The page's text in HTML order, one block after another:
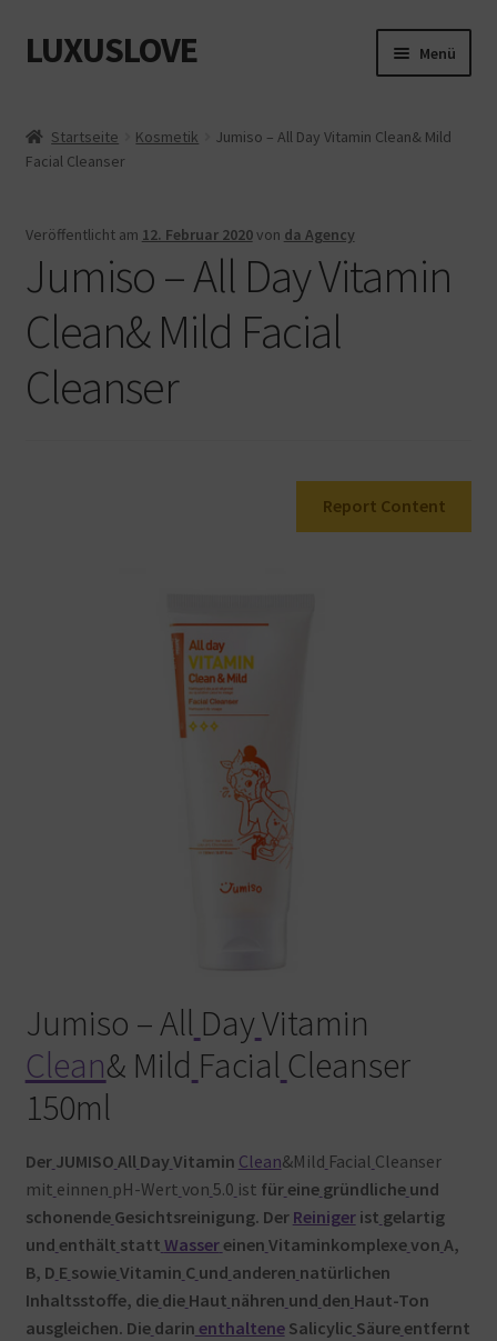
Zur
Navigation
Zum
Inhalt
LUXUSLOVE Menü
Cookie-Richtlinie (EU)
Datenschutz
Impressum
Kasse
Mein Konto
Startseite Kosmetik
Jumiso – All Day Vitamin Clean& Mild
Facial Cleanser
Veröffentlicht am 12. Februar 2020von da Agency
Jumiso – All Day Vitamin
Clean& Mild Facial
Cleanser
Report Content
Jumiso – All DayVitamin
Clean& Mild Facial Cleanser
150ml
Der JUMISO All DayVitamin Clean&Mild Facial Cleanser
mit einnen pH-Wert von 5.0 ist für eine gründliche und
schonende Gesichtsreinigung. Der Reinigerist gelartig
und enthält statt Wasser einen Vitaminkomplexevon A,
B, D E sowieVitamin C und anderen natürlichen
Inhaltsstoffe, die die Haut nähren und den Haut-Ton
ausgleichen. Die darin enthalteneSalicylic Säure entfernt